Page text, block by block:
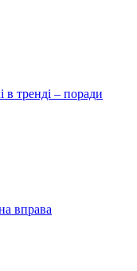
в тренді – поради
вправа